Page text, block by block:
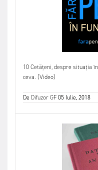
10 Cetățeni, despre situația
ceva. (Video)
De Difuzor GF05 Iulie, 2018